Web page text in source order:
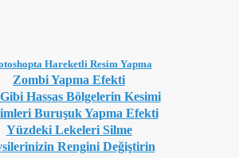
Hareketli Resim Yapma
Zombi Yapma Efekti
Hassas Bölgelerin Kesimi
Buruşuk Yapma Efekti
Yüzdeki Lekeleri Silme
Rengini Değiştirin